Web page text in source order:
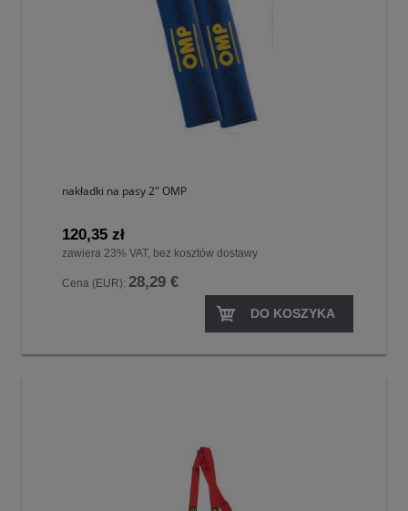
nakładki na pasy 2" OMP
120,35 zł
zawiera 23% VAT, bez kosztów dostawy
Cena (EUR): 28,29 €
DO KOSZYKA